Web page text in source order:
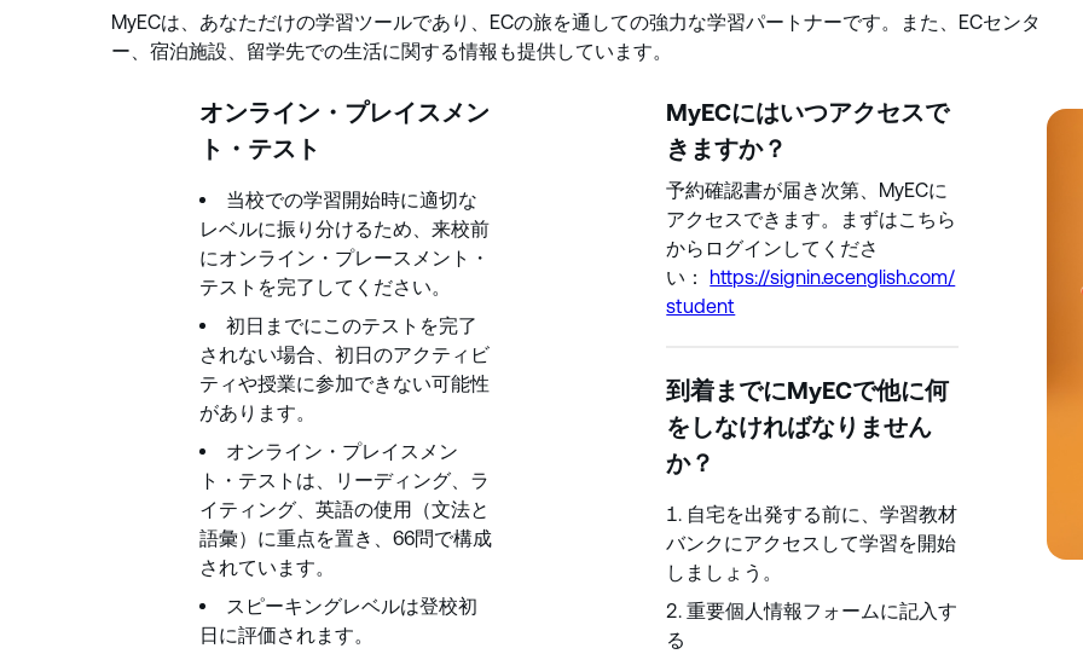
MyECは、あなただけの学習ツールであり、ECの旅を通しての強力な学習パートナーです。また、ECセンタ
ー、宿泊施設、留学先での生活に関する情報も提供しています。
オンライン・プレイスメン
ト・テスト
当校での学習開始時に適切な
レベルに振り分けるため、来校前
にオンライン・プレースメント・
テストを完了してください。
初日までにこのテストを完了
されない場合、初日のアクティビ
ティや授業に参加できない可能性
があります。
オンライン・プレイスメン
ト・テストは、リーディング、ラ
イティング、英語の使用（文法と
語彙）に重点を置き、66問で構成
されています。
スピーキングレベルは登校初
日に評価されます。
MyECにはいつアクセスで
きますか？
予約確認書が届き次第、MyECに
アクセスできます。まずはこちら
からログインしてくださ
い： https://signin.ecenglish.com/
student
到着までにMyECで他に何
をしなければなりません
か？
自宅を出発する前に、学習教材
バンクにアクセスして学習を開始
しましょう。
重要個人情報フォームに記入す
る